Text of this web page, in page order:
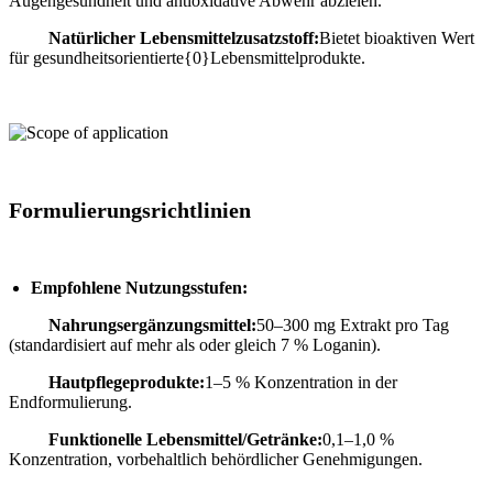
Natürlicher Lebensmittelzusatzstoff:Bietet bioaktiven Wert
für gesundheitsorientierte{0}Lebensmittelprodukte.
Formulierungsrichtlinien
Empfohlene Nutzungsstufen:
Nahrungsergänzungsmittel:50–300 mg Extrakt pro Tag
(standardisiert auf mehr als oder gleich 7 % Loganin).
Hautpflegeprodukte:1–5 % Konzentration in der
Endformulierung.
Funktionelle Lebensmittel/Getränke:0,1–1,0 %
Konzentration, vorbehaltlich behördlicher Genehmigungen.